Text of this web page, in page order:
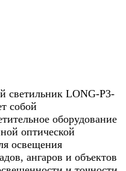
светильник LONG-P3-
собой
оборудование
оптической
освещения
ангаров и объектов